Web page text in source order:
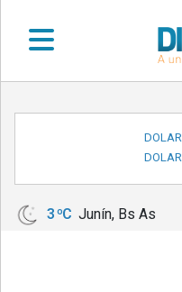
•
LOCALES
•
DOLAR
DOLAR
3 ºC Junín, Bs As